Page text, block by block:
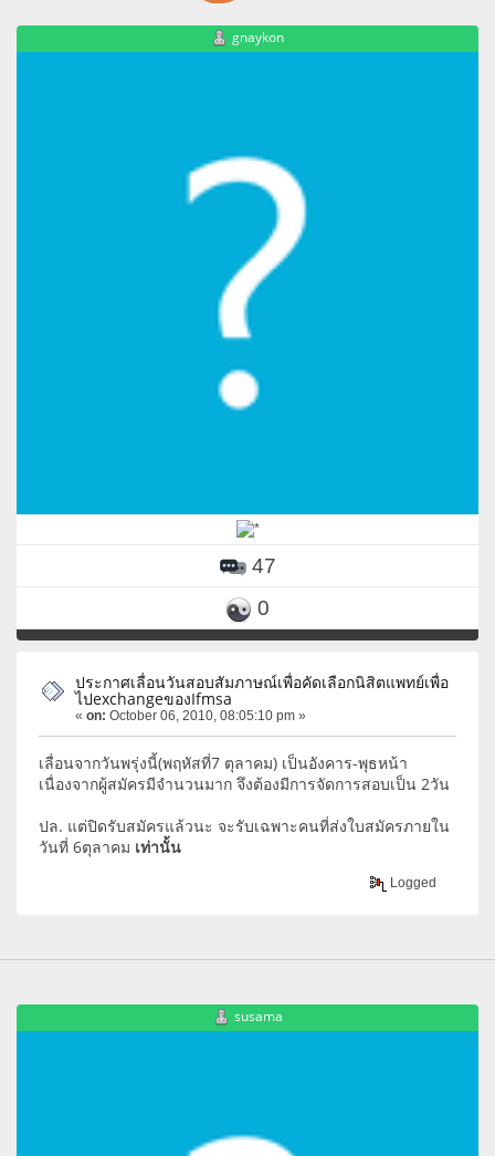
gnaykon
47
0
ประกาศเลื่อนวันสอบสัมภาษณ์เพื่อคัดเลือกนิสิตแพทย์เพื่อ
ไปexchangeของIfmsa
« on: October 06, 2010, 08:05:10 pm »
เลื่อนจากวันพรุ่งนี้(พฤหัสที่7 ตุลาคม) เป็นอังคาร-พุธหน้า
เนื่องจากผู้สมัครมีจำนวนมาก จึงต้องมีการจัดการสอบเป็น 2วัน
ปล. แต่ปิดรับสมัครแล้วนะ จะรับเฉพาะคนที่ส่งใบสมัครภายใน
วันที่ 6ตุลาคม เท่านั้น
Logged
susama